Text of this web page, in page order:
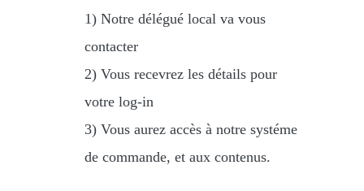
1) Notre délégué local va vous
contacter
2) Vous recevrez les détails pour
votre log-in
3) Vous aurez accès à notre systéme
de commande, et aux contenus.